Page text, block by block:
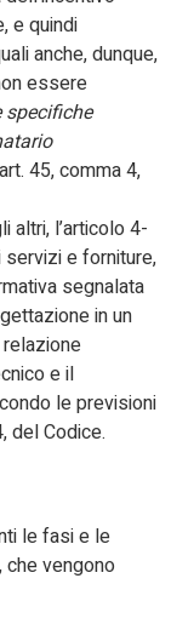
e quindi
anche, dunque,
essere
specifiche
45, comma 4,
altri, l’articolo 4-
e forniture,
segnalata
in un
e il
le previsioni
del Codice.
le fasi e le
vengono